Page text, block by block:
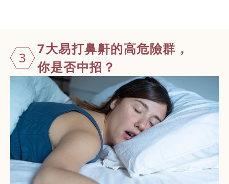
3
7大易打鼻鼾的高危險群，
你是否中招？